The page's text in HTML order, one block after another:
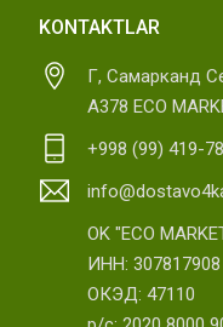
KONTAKTLAR
Г, Самарканд
А378 ECO
+998 (99) 419-
OK "ECO
ИНН: 307817908
ОКЭД: 47110